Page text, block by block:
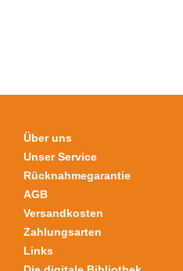
Über uns
Unser Service
Rücknahmegarantie
AGB
Versandkosten
Zahlungsarten
Links